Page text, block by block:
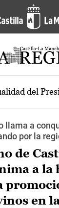
del
llama a
por la
de
a la
en